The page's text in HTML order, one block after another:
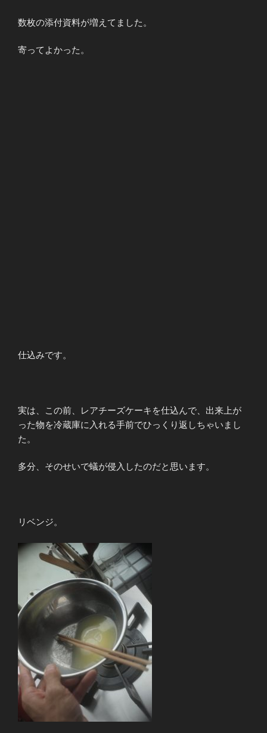
数枚の添付資料が増えてました。
寄ってよかった。
仕込みです。
実は、この前、レアチーズケーキを仕込んで、出来上が
った物を冷蔵庫に入れる手前でひっくり返しちゃいまし
た。
多分、そのせいで蟻が侵入したのだと思います。
リベンジ。